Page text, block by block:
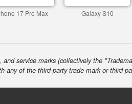
17 Pro Max Galaxy S10
service marks (collectively the
of the third-party trade mark or